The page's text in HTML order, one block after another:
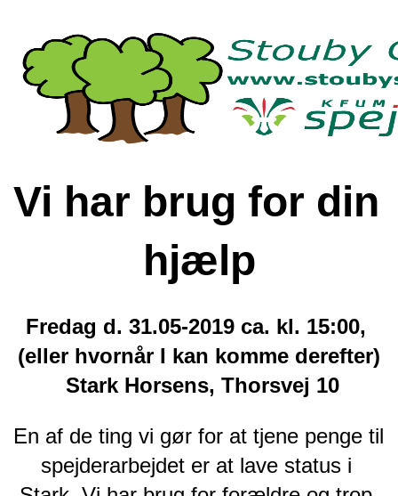
Vi har brug for din
hjælp
Fredag d. 31.05-2019 ca. kl. 15:00,
(eller hvornår I kan komme derefter)
Stark Horsens, Thorsvej 10
En af de ting vi gør for at tjene penge til
spejderarbejdet er at lave status i